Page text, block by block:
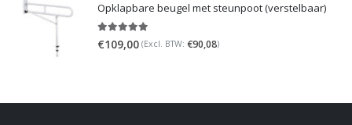
Opklapbare beugel met steunpoot (verstelbaar)
€109,00 (Excl. BTW: €90,08)